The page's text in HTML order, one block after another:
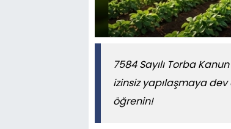
7584 Sayılı Torba
izinsiz yapılaşmaya dev
öğrenin!